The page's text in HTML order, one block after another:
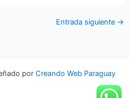
Entrada siguiente →
por Creando Web Paraguay